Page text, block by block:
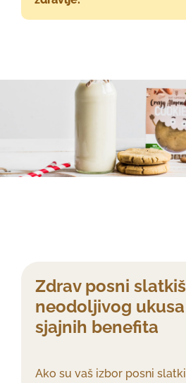
Zdrav posni slatkiš
neodoljivog
sjajnih benefita
Ako su vaš izbor posni